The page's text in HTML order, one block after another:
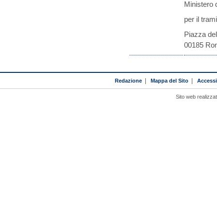
Ministero
per il
Piazza
00185
Redazione| Mappa del Sito|
Sito web